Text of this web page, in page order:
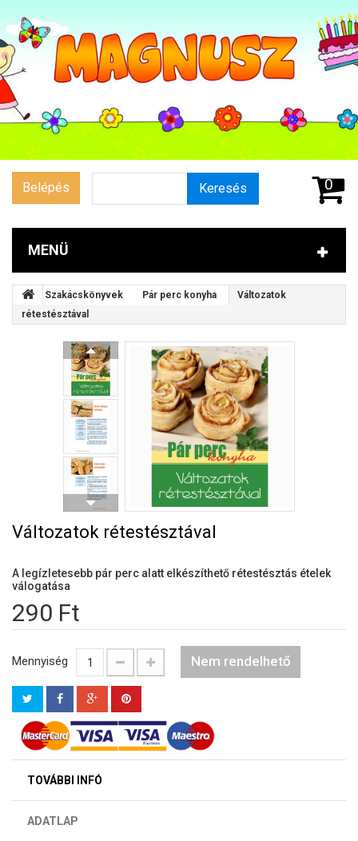
Belépés Keresés 0
MENÜ
Szakácskönyvek Pár perc konyha
Változatok
rétestésztával
Változatok rétestésztával
A legízletesebb pár perc alatt elkészíthető rétestésztás ételek
válogatása
290 Ft
Mennyiség Nem rendelhető
TOVÁBBI INFÓ
ADATLAP